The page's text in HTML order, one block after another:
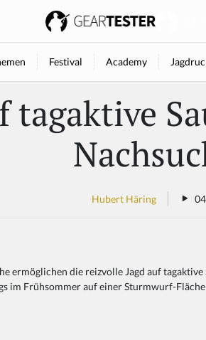
Festival Academy
tagaktive
Hubert Häring
ermöglichen die reizvolle Jagd auf tagaktive
im Frühsommer auf einer Sturmwurf-